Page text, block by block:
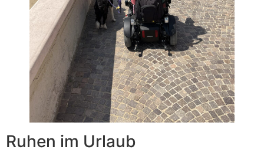
Ruhen im Urlaub